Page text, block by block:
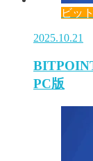
ビッ
2025.10.21
PC版